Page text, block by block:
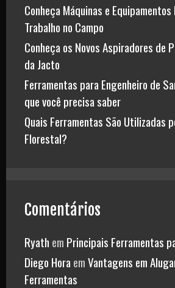
Conheça Máquinas e
Trabalho no Campo
Conheça os Novos Aspiradores de
da Jacto
Ferramentas para Engenheiro de
que você precisa saber
Quais Ferramentas São Utilizadas
Florestal?
Comentários
Ryath em Principais Ferramentas
Diego Hora emVantagens em
Ferramentas